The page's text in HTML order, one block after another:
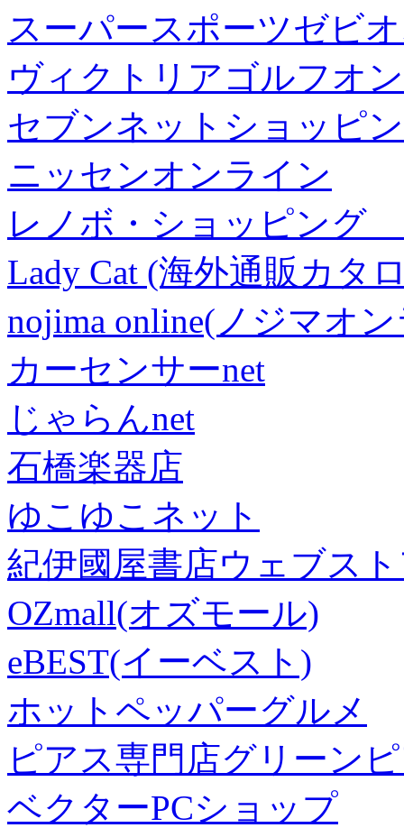
スーパースポーツゼビ
ヴィクトリアゴルフオ
セブンネットショッピ
ニッセンオンライン
レノボ・ショッピング
Lady Cat (海外通販カタ
nojima online(ノジマオ
カーセンサーnet
じゃらんnet
石橋楽器店
ゆこゆこネット
紀伊國屋書店ウェブス
OZmall(オズモール)
eBEST(イーベスト)
ホットペッパーグルメ
ピアス専門店グリーン
ベクターPCショップ